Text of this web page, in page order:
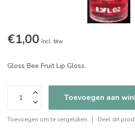
€1,00 Incl. btw
Gloss Bee Fruit Lip Gloss.
Toevoegen aan
Toevoegen om te vergelijken Deel dit